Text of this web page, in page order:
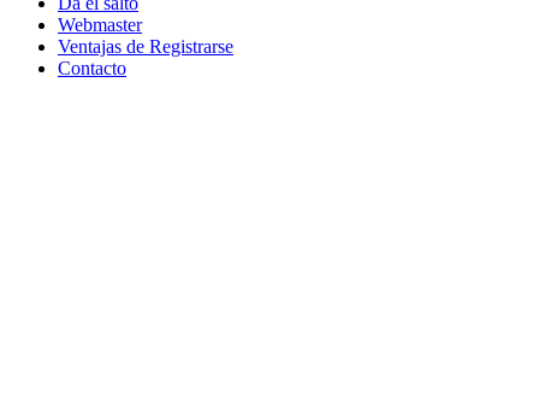
Webmaster
Ventajas de Registrarse
Contacto